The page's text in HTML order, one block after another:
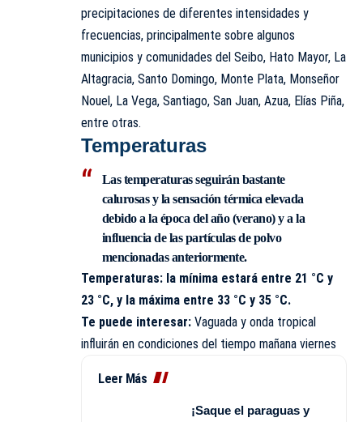
precipitaciones de diferentes intensidades y
frecuencias, principalmente sobre algunos
municipios y comunidades del Seibo, Hato Mayor, La
Altagracia, Santo Domingo, Monte Plata, Monseñor
Nouel, La Vega, Santiago, San Juan, Azua, Elías Piña,
entre otras.
Temperaturas
Las temperaturas seguirán bastante
calurosas y la sensación térmica elevada
debido a la época del año (verano) y a la
influencia de las partículas de polvo
mencionadas anteriormente.
Temperaturas: la mínima estará entre 21 °C y
23 °C, y la máxima entre 33 °C y 35 °C.
Te puede interesar: Vaguada y onda tropical
influirán en condiciones del tiempo mañana viernes
Leer Más
¡Saque el paraguas y